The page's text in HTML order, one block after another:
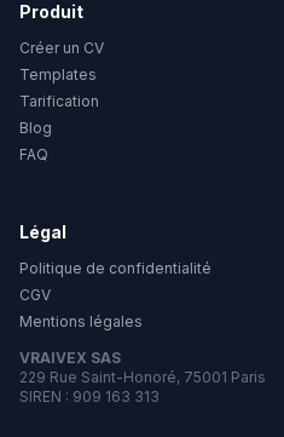
Produit
Créer un CV
Templates
Tarification
Blog
FAQ
Légal
Politique de confidentialité
CGV
Mentions légales
VRAIVEX SAS
229 Rue Saint-Honoré, 75001 Paris
SIREN : 909 163 313